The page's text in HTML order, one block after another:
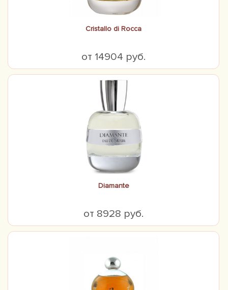
Cristallo di Rocca
от 14904 руб.
Diamante
от 8928 руб.